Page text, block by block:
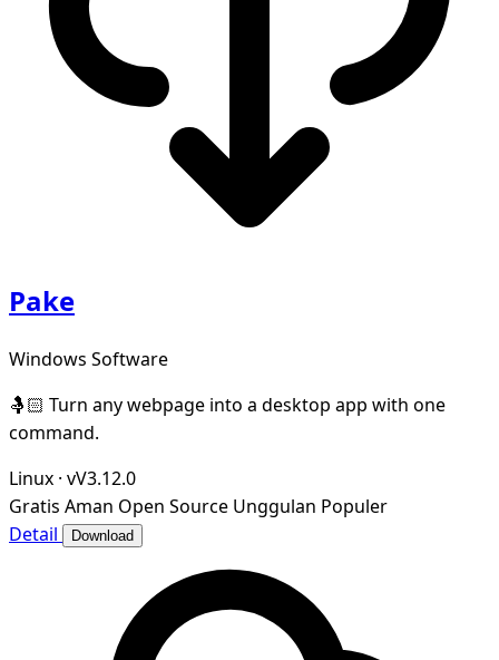
Pake
Windows Software
🤱🏻 Turn any webpage into a desktop app with one
command.
Linux · vV3.12.0
Gratis Aman Open Source Unggulan Populer
Detail
Download